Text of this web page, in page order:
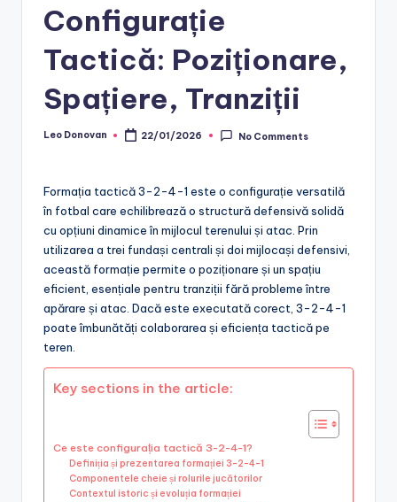
Configurație
Tactică: Poziționare,
Spațiere, Tranziții
Posted
Leo Donovan 22/01/2026 No Comments
Formația tactică 3-2-4-1 este o configurație versatilă
în fotbal care echilibrează o structură defensivă solidă
cu opțiuni dinamice în mijlocul terenului și atac. Prin
utilizarea a trei fundași centrali și doi mijlocași defensivi,
această formație permite o poziționare și un spațiu
eficient, esențiale pentru tranziții fără probleme între
apărare și atac. Dacă este executată corect, 3-2-4-1
poate îmbunătăți colaborarea și eficiența tactică pe
teren.
Key sections in the article:
Ce este configurația tactică 3-2-4-1?
Definiția și prezentarea formației 3-2-4-1
Componentele cheie și rolurile jucătorilor
Contextul istoric și evoluția formației